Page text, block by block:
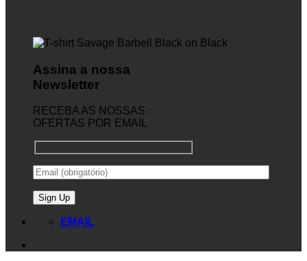
Assina a nossa
Newsletter
RECEBA AS NOSSAS
OFERTAS POR EMAIL
EMAIL